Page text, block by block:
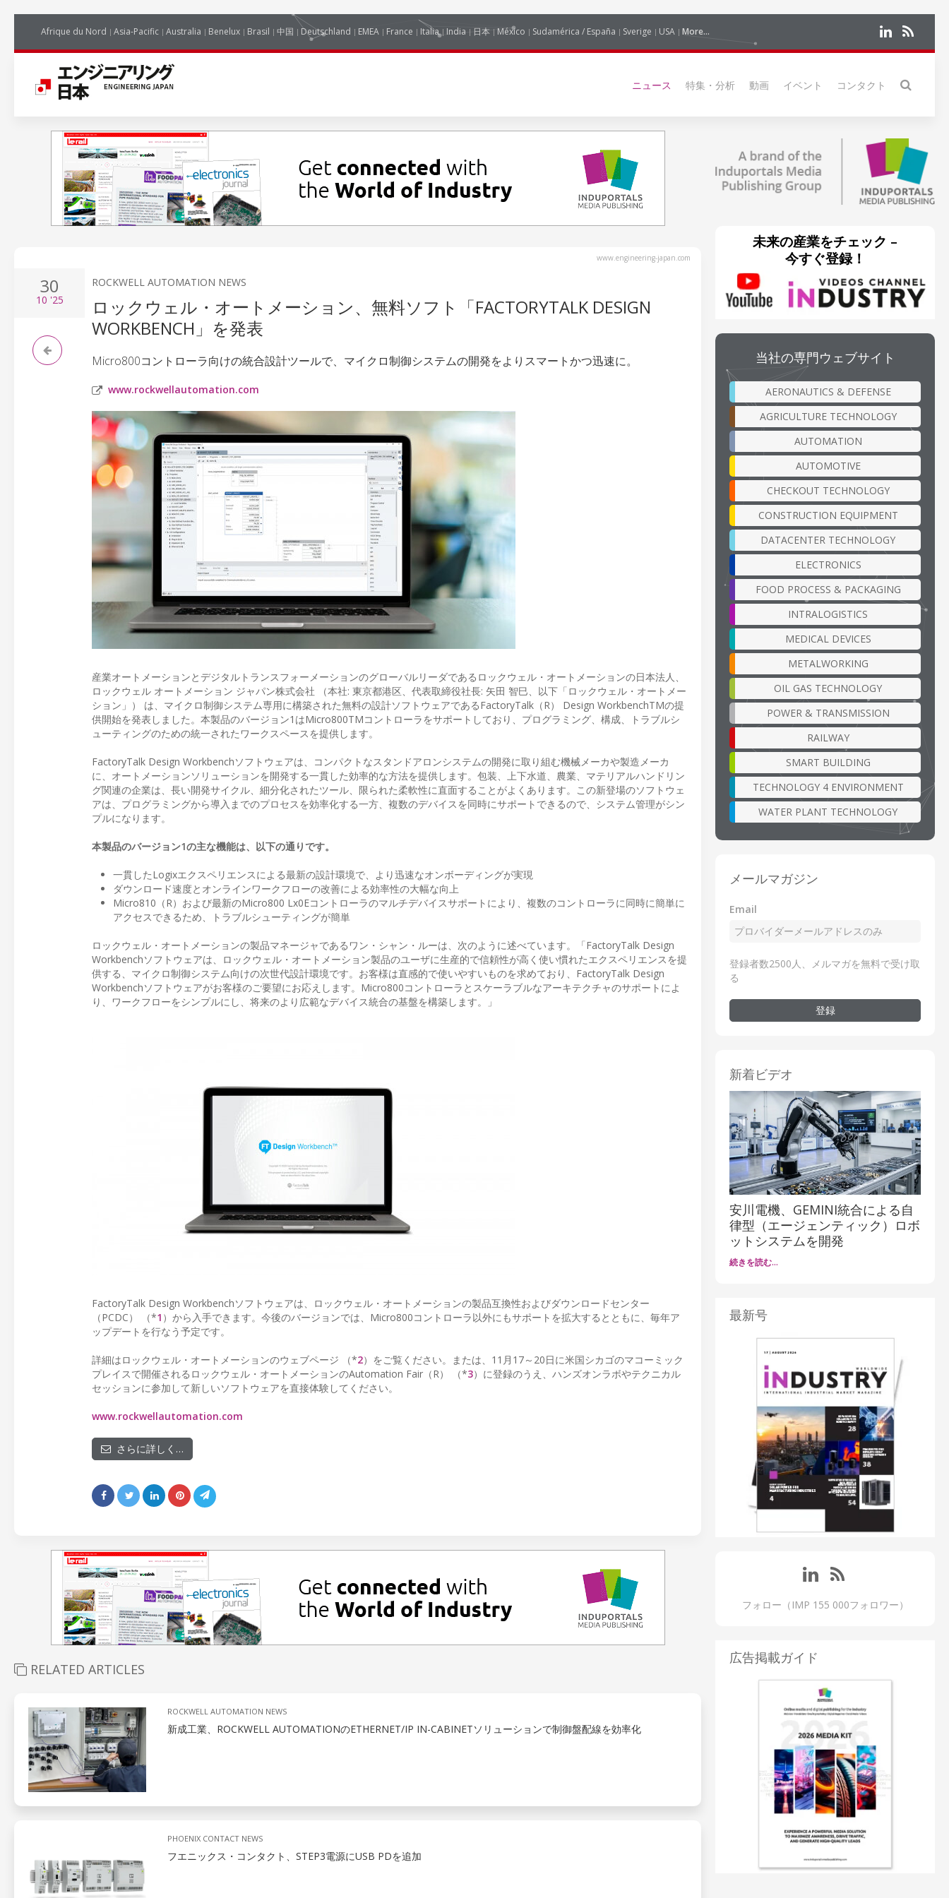
Afrique du Nord Asia-Pacific Australia Benelux Brasil 中国 Deutschland EMEA France Italia India 日本 México Sudamérica / España Sverige USA More...
ニュース 特集・分析 動画 イベント コンタクト
www.engineering-japan.com
30
10 '25
ROCKWELL AUTOMATION NEWS
ロックウェル・オートメーション、無料ソフト「FACTORYTALK DESIGN
WORKBENCH」を発表
Micro800コントローラ向けの統合設計ツールで、マイクロ制御システムの開発をよりスマートかつ迅速に。
www.rockwellautomation.com
産業オートメーションとデジタルトランスフォーメーションのグローバルリーダであるロックウェル・オートメーションの日本法人、
ロックウェル オートメーション ジャパン株式会社 （本社: 東京都港区、代表取締役社長: 矢田 智巳、以下「ロックウェル・オートメー
ション」） は、マイクロ制御システム専用に構築された無料の設計ソフトウェアであるFactoryTalk（R） Design WorkbenchTMの提
供開始を発表しました。本製品のバージョン1はMicro800TMコントローラをサポートしており、プログラミング、構成、トラブルシ
ューティングのための統一されたワークスペースを提供します。
FactoryTalk Design Workbenchソフトウェアは、コンパクトなスタンドアロンシステムの開発に取り組む機械メーカや製造メーカ
に、オートメーションソリューションを開発する一貫した効率的な方法を提供します。包装、上下水道、農業、マテリアルハンドリン
グ関連の企業は、長い開発サイクル、細分化されたツール、限られた柔軟性に直面することがよくあります。この新登場のソフトウェ
アは、プログラミングから導入までのプロセスを効率化する一方、複数のデバイスを同時にサポートできるので、システム管理がシン
プルになります。
本製品のバージョン1の主な機能は、以下の通りです。
一貫したLogixエクスペリエンスによる最新の設計環境で、より迅速なオンボーディングが実現
ダウンロード速度とオンラインワークフローの改善による効率性の大幅な向上
Micro810（R）および最新のMicro800 Lx0Eコントローラのマルチデバイスサポートにより、複数のコントローラに同時に簡単に
アクセスできるため、トラブルシューティングが簡単
ロックウェル・オートメーションの製品マネージャであるワン・シャン・ルーは、次のように述べています。「FactoryTalk Design
Workbenchソフトウェアは、ロックウェル・オートメーション製品のユーザに生産的で信頼性が高く使い慣れたエクスペリエンスを提
供する、マイクロ制御システム向けの次世代設計環境です。お客様は直感的で使いやすいものを求めており、FactoryTalk Design
Workbenchソフトウェアがお客様のご要望にお応えします。Micro800コントローラとスケーラブルなアーキテクチャのサポートによ
り、ワークフローをシンプルにし、将来のより広範なデバイス統合の基盤を構築します。」
FactoryTalk Design Workbenchソフトウェアは、ロックウェル・オートメーションの製品互換性およびダウンロードセンター
（PCDC） （*1 ）から入手できます。今後のバージョンでは、Micro800コントローラ以外にもサポートを拡大するとともに、毎年ア
ップデートを行なう予定です。
詳細はロックウェル・オートメーションのウェブページ （*2）をご覧ください。または、11月17～20日に米国シカゴのマコーミック
プレイスで開催されるロックウェル・オートメーションのAutomation Fair（R） （*3）に登録のうえ、ハンズオンラボやテクニカル
セッションに参加して新しいソフトウェアを直接体験してください。
www.rockwellautomation.com
さらに詳しく…
RELATED ARTICLES
ROCKWELL AUTOMATION NEWS
新成工業、ROCKWELL AUTOMATIONのETHERNET/IP IN-CABINETソリューションで制御盤配線を効率化
PHOENIX CONTACT NEWS
フエニックス・コンタクト、STEP3電源にUSB PDを追加
未来の産業をチェック –
今すぐ登録！
当社の専門ウェブサイト
AERONAUTICS & DEFENSE
AGRICULTURE TECHNOLOGY
AUTOMATION
AUTOMOTIVE
CHECKOUT TECHNOLOGY
CONSTRUCTION EQUIPMENT
DATACENTER TECHNOLOGY
ELECTRONICS
FOOD PROCESS & PACKAGING
INTRALOGISTICS
MEDICAL DEVICES
METALWORKING
OIL GAS TECHNOLOGY
POWER & TRANSMISSION
RAILWAY
SMART BUILDING
TECHNOLOGY 4 ENVIRONMENT
WATER PLANT TECHNOLOGY
メールマガジン
Email
登録者数2500人、メルマガを無料で受け取
る
登録
新着ビデオ
安川電機、GEMINI統合による自
律型（エージェンティック）ロボ
ットシステムを開発
続きを読む…
最新号
フォロー（IMP 155 000フォロワー）
広告掲載ガイド